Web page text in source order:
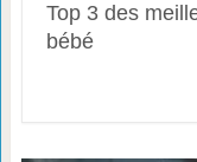
Top 3 des
bébé